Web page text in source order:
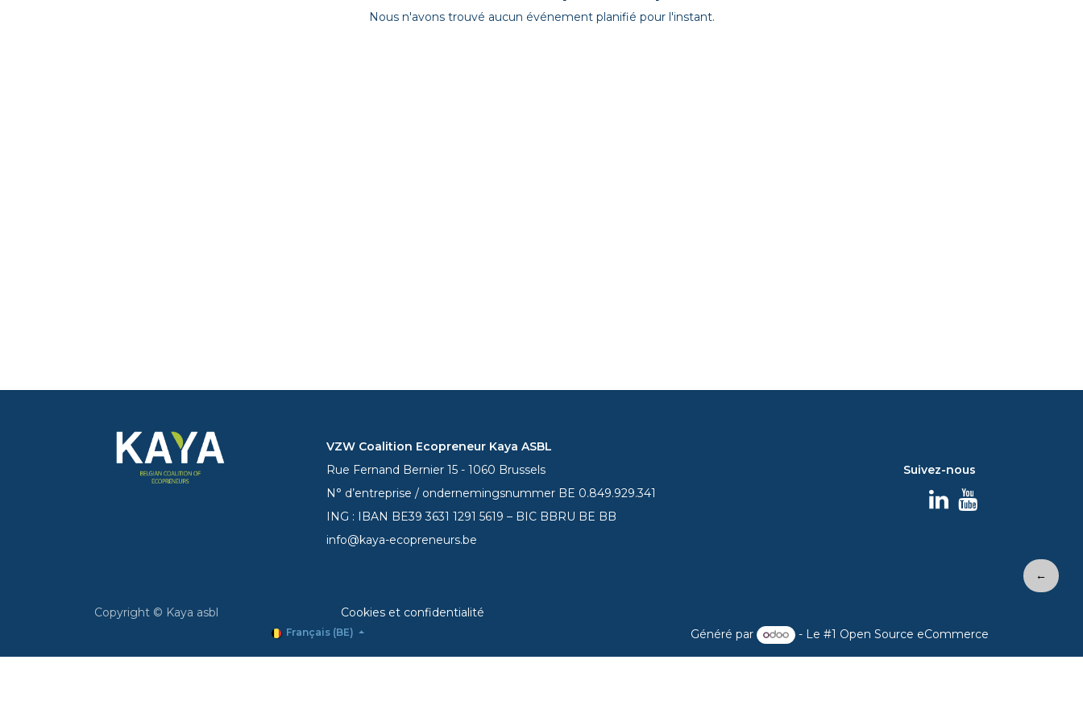
Nous n'avons trouvé aucun événement planifié pour l'instant.
Suivez-nous
←
VZW Coalition Ecopreneur Kaya ASBL
Rue Fernand Bernier 15 - 1060 Brussels
N° d’entreprise / ondernemingsnummer BE 0.849.929.341
ING : IBAN BE393631 1291 5619 – BIC BBRU BE BB
info@kaya-ecopreneurs.be
Copyright © Kaya asbl Cookies et confidentialité
Français (BE) Généré par - Le #1 Open Source eCommerce